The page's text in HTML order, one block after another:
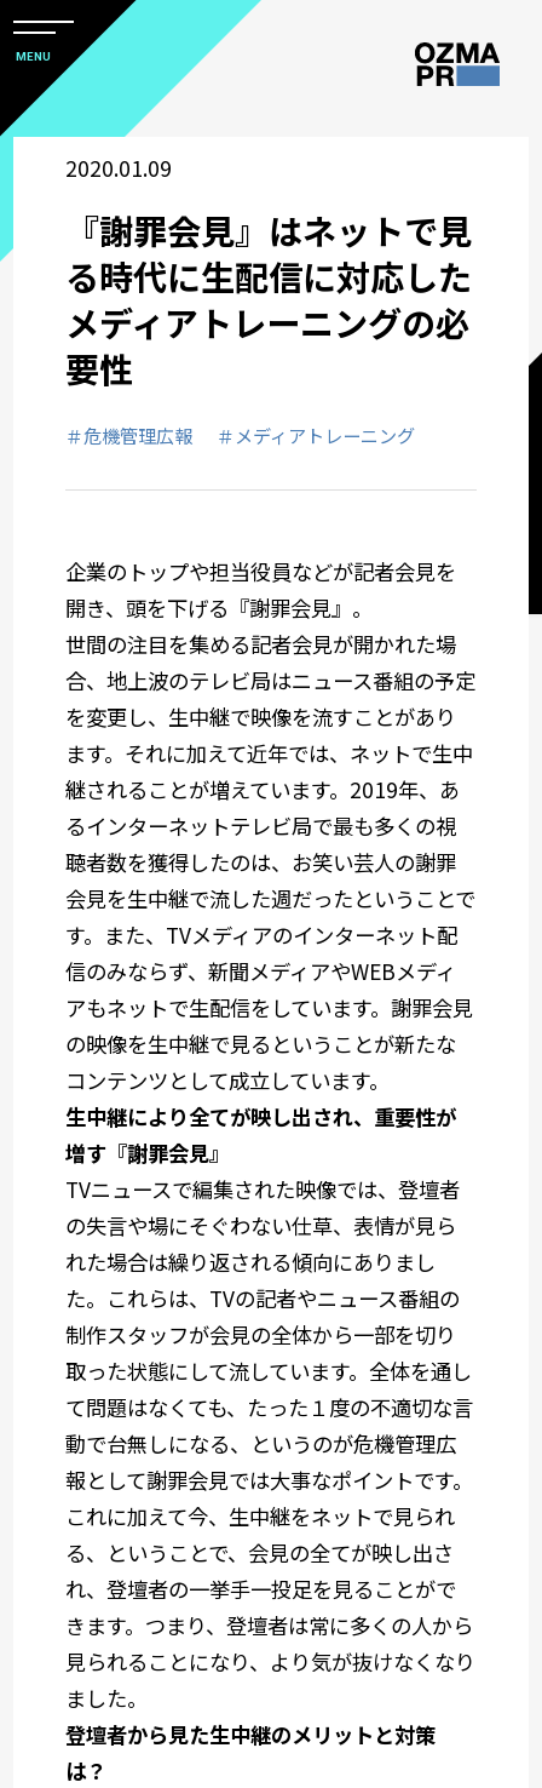
本
文
へ
社
オ
ズ
マ
ア
メ
ニ
ュ
ー
開
MENU
2020.01.09
『謝罪会見』はネットで見
る時代に――生配信に対応した
メディアトレーニングの必
要性
＃危機管理広報 ＃メディアトレーニング
企業のトップや担当役員などが記者会見を
開き、頭を下げる『謝罪会見』。
世間の注目を集める記者会見が開かれた場
合、地上波のテレビ局はニュース番組の予定
を変更し、生中継で映像を流すことがあり
ます。それに加えて近年では、ネットで生中
継されることが増えています。2019年、あ
るインターネットテレビ局で最も多くの視
聴者数を獲得したのは、お笑い芸人の謝罪
会見を生中継で流した週だったということで
す。また、TVメディアのインターネット配
信のみならず、新聞メディアやWEBメディ
アもネットで生配信をしています。謝罪会見
の映像を生中継で見るということが新たな
コンテンツとして成立しています。
生中継により全てが映し出され、重要性が
増す『謝罪会見』
TVニュースで編集された映像では、登壇者
の失言や場にそぐわない仕草、表情が見ら
れた場合は繰り返される傾向にありまし
た。これらは、TVの記者やニュース番組の
制作スタッフが会見の全体から一部を切り
取った状態にして流しています。全体を通し
て問題はなくても、たった１度の不適切な言
動で台無しになる、というのが危機管理広
報として謝罪会見では大事なポイントです。
これに加えて今、生中継をネットで見られ
る、ということで、会見の全てが映し出さ
れ、登壇者の一挙手一投足を見ることがで
きます。つまり、登壇者は常に多くの人から
見られることになり、より気が抜けなくなり
ました。
登壇者から見た生中継のメリットと対策
は？
すべて
アワード
ウズ研
関西オフィス
セミナーレポート
社会デザイン発想
サービスメニューから選ぶ
業種から選ぶ